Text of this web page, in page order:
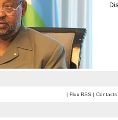
| Flux RSS | Contacts